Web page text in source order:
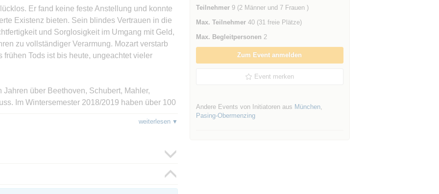
Er fand keine feste Anstellung und konnte
Existenz bieten. Sein blindes Vertrauen in die
und Sorglosigkeit im Umgang mit Geld,
zu vollständiger Verarmung. Mozart verstarb
Tods ist bis heute, ungeachtet vieler
über Beethoven, Schubert, Mahler,
Im Wintersemester 2018/2019 haben über 100
Zeit zu Zeit in ein solches Konzert geht, sollte
keinem Zeitpunkt kommt Langeweile auf.
weiterlesen
Teilnehmer9 (2 Männer und 7 Frauen )
Max. Teilnehmer40 (31 freie Plätze)
Max. Begleitpersonen 2
Zum Event anmelden
Event merken
Andere Events von Initiatoren aus München,
Pasing-Obermenzing